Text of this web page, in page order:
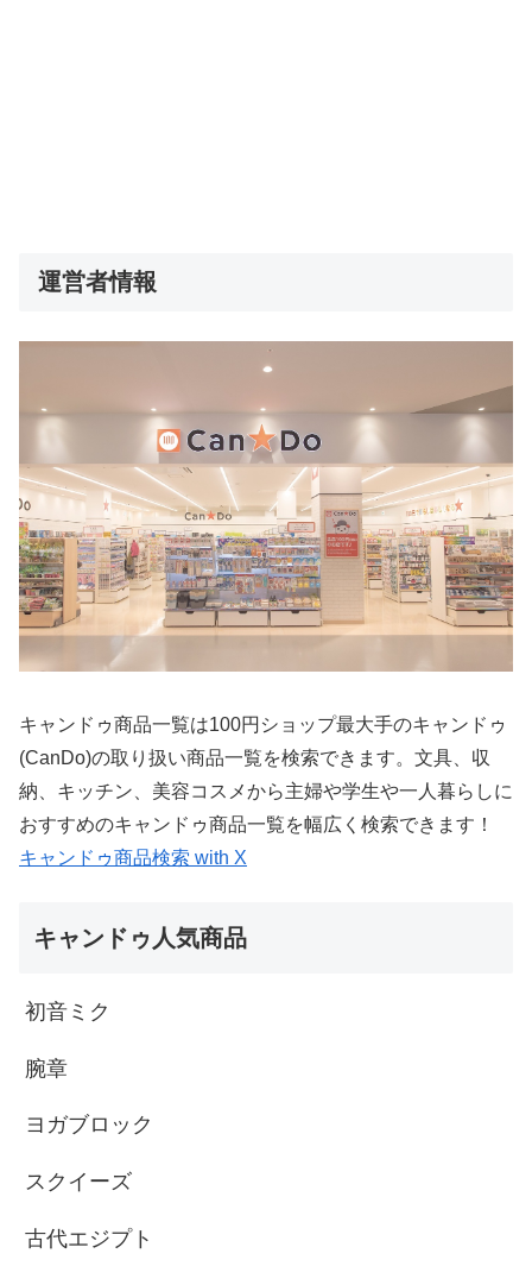
運営者情報
キャンドゥ商品一覧は100円ショップ最大手のキャンドゥ
(CanDo)の取り扱い商品一覧を検索できます。文具、収
納、キッチン、美容コスメから主婦や学生や一人暮らしに
おすすめのキャンドゥ商品一覧を幅広く検索できます！
キャンドゥ商品検索 with X
キャンドゥ人気商品
初音ミク
腕章
ヨガブロック
スクイーズ
古代エジプト